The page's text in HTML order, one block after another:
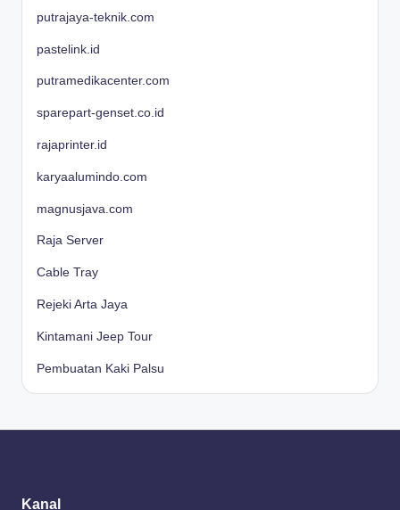
putrajaya-teknik.com
pastelink.id
putramedikacenter.com
sparepart-genset.co.id
rajaprinter.id
karyaalumindo.com
magnusjava.com
Raja Server
Cable Tray
Rejeki Arta Jaya
Kintamani Jeep Tour
Pembuatan Kaki Palsu
Kanal